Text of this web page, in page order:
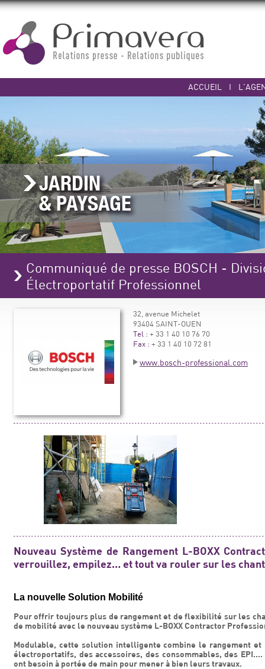
ACCUEIL I
Communiqué de presse BOSCH -
Électroportatif Professionnel
32, avenue Michelet
93404 SAINT-OUEN
Tel : + 33 1 40 10 76 70
Fax : + 33 1 40 10 72 81
www.bosch-professional.com
Nouveau Système de Rangement L-BOXX
verrouillez, empilez… et tout va rouler sur les
La nouvelle Solution Mobilité
Pour offrir toujours plus de rangement et de flexibilité sur les
de mobilité avec le nouveau système L-BOXX Contractor
Modulable, cette solution intelligente combine le rangement
électroportatifs, des accessoires, des consommables, des
ont besoin à portée de main pour mener à bien leurs travaux.